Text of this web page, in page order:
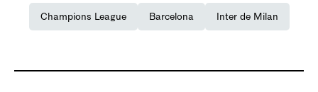
Champions League Barcelona Inter de Milan